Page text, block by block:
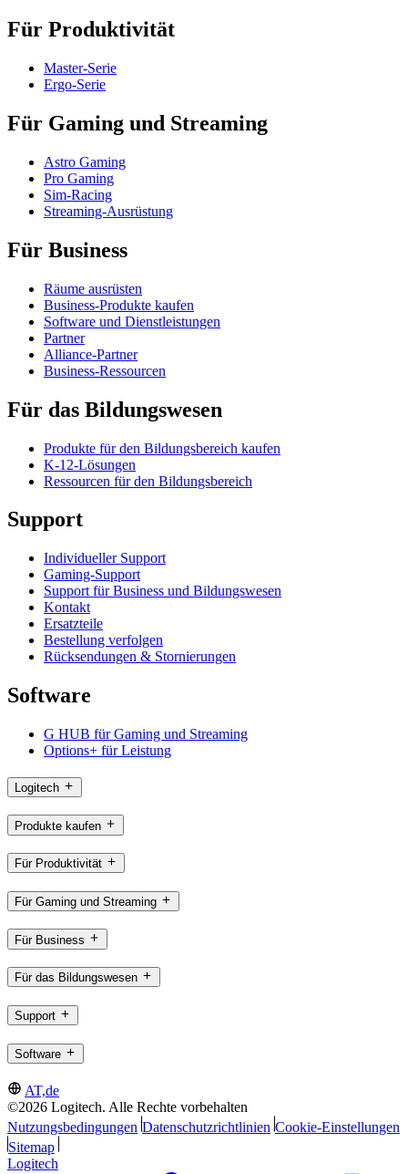
Für Produktivität
Master-Serie
Ergo-Serie
Für Gaming und Streaming
Astro Gaming
Pro Gaming
Sim-Racing
Streaming-Ausrüstung
Für Business
Räume ausrüsten
Business-Produkte kaufen
Software und Dienstleistungen
Partner
Alliance-Partner
Business-Ressourcen
Für das Bildungswesen
Produkte für den Bildungsbereich kaufen
K-12-Lösungen
Ressourcen für den Bildungsbereich
Support
Individueller Support
Gaming-Support
Support für Business und Bildungswesen
Kontakt
Ersatzteile
Bestellung verfolgen
Rücksendungen & Stornierungen
Software
G HUB für Gaming und Streaming
Options+ für Leistung
Logitech
Produkte kaufen
Für Produktivität
Für Gaming und Streaming
Für Business
Für das Bildungswesen
Support
Software
AT,de
©2026 Logitech. Alle Rechte vorbehalten
Nutzungsbedingungen Datenschutzrichtlinien Cookie-Einstellungen
Sitemap
Logitech